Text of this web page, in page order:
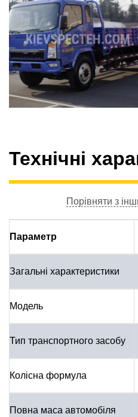
Технічні
Порівняти з
Параметр
Загальні характеристики
Модель
Тип транспортного засобу
Колісна формула
Повна маса автомобіля